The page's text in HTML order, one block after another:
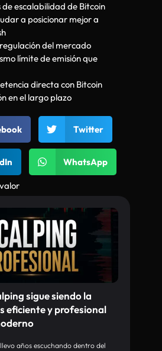
de escalabilidad de Bitcoin
a posicionar mejor a
del mercado
límite de emisión que
directa con Bitcoin
en el largo plazo
Twitter
WhatsApp
sigue siendo la
eficiente y profesional
años escuchando dentro del